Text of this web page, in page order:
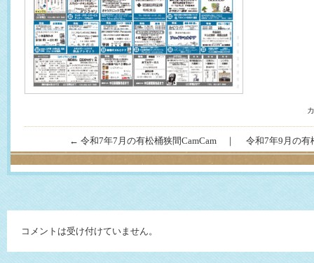
← 令和7年7月の有松桶狭間CamCam ｜ 令和7年9月の有
コメントは受け付けていません。